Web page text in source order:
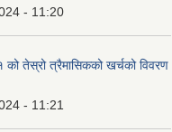
- 11:20
तेस्रो त्रैमासिकको खर्चको विवरण
- 11:21